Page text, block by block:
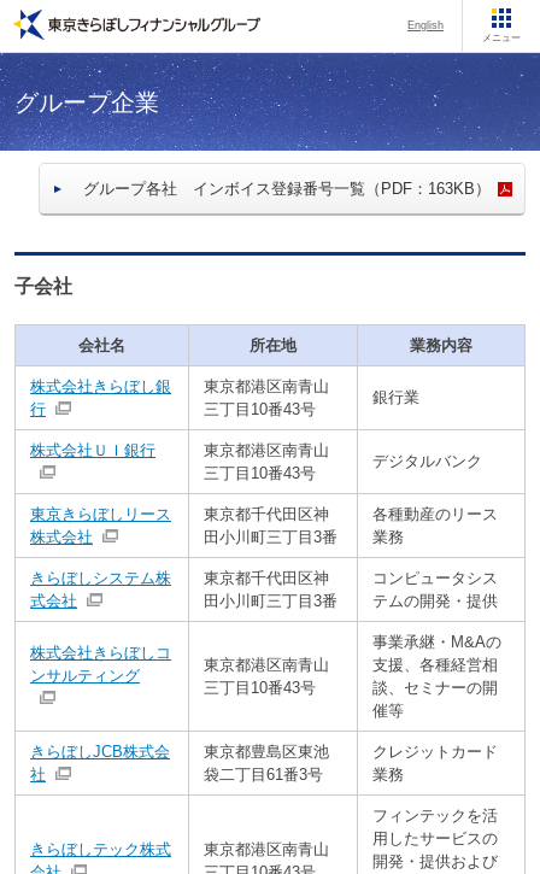
English
メニュー
グループ企業
グループ各社 インボイス登録番号一覧（PDF：163KB）
子会社
会社名 所在地 業務内容
株式会社きらぼし銀
行
東京都港区南青山
三丁目10番43号
銀行業
株式会社ＵＩ銀行
東京都港区南青山
三丁目10番43号
デジタルバンク
東京きらぼしリース
株式会社
東京都千代田区神
田小川町三丁目3番
各種動産のリース
業務
きらぼしシステム株
式会社
東京都千代田区神
田小川町三丁目3番
コンピュータシス
テムの開発・提供
株式会社きらぼしコ
ンサルティング
東京都港区南青山
三丁目10番43号
事業承継・M&Aの
支援、各種経営相
談、セミナーの開
催等
きらぼしJCB株式会
社
東京都豊島区東池
袋二丁目61番3号
クレジットカード
業務
きらぼしテック株式
東京都港区南青山
フィンテックを活
用したサービスの
開発・提供および